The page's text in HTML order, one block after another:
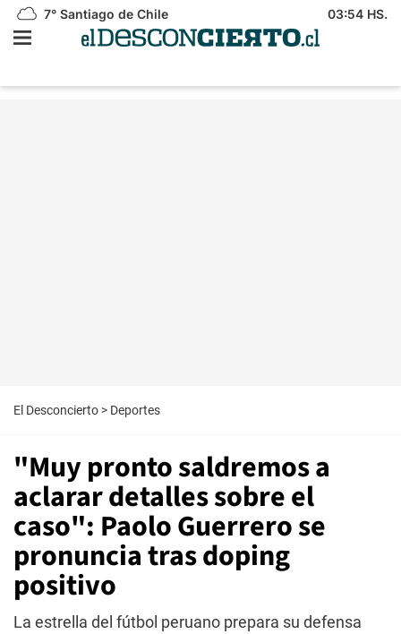
7° Santiago de Chile 03:54 HS.
El Desconcierto > Deportes
"Muy pronto saldremos a
aclarar detalles sobre el
caso": Paolo Guerrero se
pronuncia tras doping
positivo
La estrella del fútbol peruano prepara su defensa